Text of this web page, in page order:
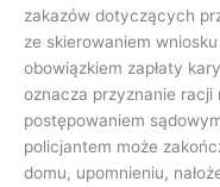
zakazów dotyczących
ze skierowaniem
obowiązkiem zapłaty
oznacza przyznanie racji
postępowaniem
policjantem może
domu, upomnieniu,